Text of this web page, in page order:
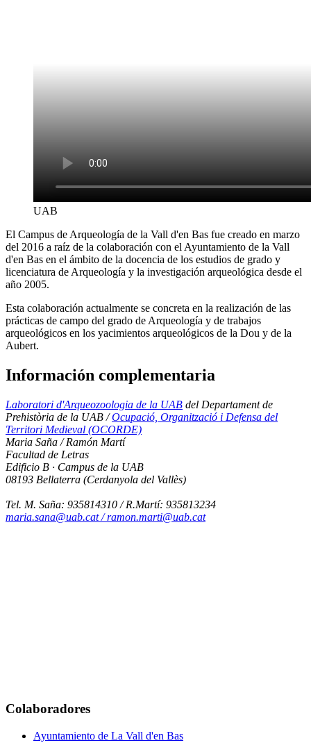
UAB
El Campus de Arqueología de la Vall d'en Bas fue creado en marzo
del 2016 a raíz de la colaboración con el Ayuntamiento de la Vall
d'en Bas en el ámbito de la docencia de los estudios de grado y
licenciatura de Arqueología y la investigación arqueológica desde el
año 2005.
Esta colaboración actualmente se concreta en la realización de las
prácticas de campo del grado de Arqueología y de trabajos
arqueológicos en los yacimientos arqueológicos de la Dou y de la
Aubert.
Información complementaria
Laboratori d'Arqueozoologia de la UAB del Departament de
Prehistòria de la UAB /Ocupació, Organització i Defensa del
Territori Medieval (OCORDE)
Maria Saña / Ramón Martí
Facultad de Letras
Edificio B · Campus de la UAB
08193 Bellaterra (Cerdanyola del Vallès)
Tel. M. Saña: 935814310 / R.Martí: 935813234
maria.sana@uab.cat / ramon.marti@uab.cat
Colaboradores
Ayuntamiento de La Vall d'en Bas